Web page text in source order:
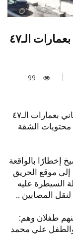
حريق بوحدة سكنية بالدور الثاني بعمارات الـ٤٧
99
اندلع حــريق داخل وحدة سكنية بالدور الثاني بعمارات الـ٤٧
محتويات الشقة
إخطارًا بالواقعة
إلى موقع الحريق
السيطرة عليه
المصابين ..
.. - والطفل علي محمد